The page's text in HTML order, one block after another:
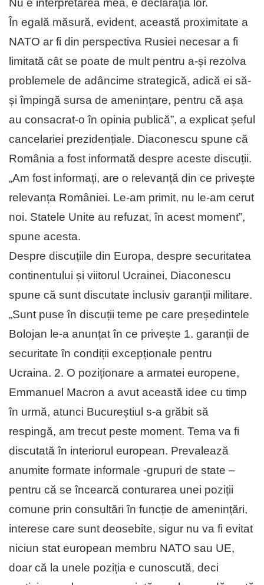
În egală măsură, evident, această proximitate a
NATO ar fi din perspectiva Rusiei necesar a fi
limitată cât se poate de mult pentru a-și rezolva
problemele de adâncime strategică, adică ei să-
și împingă sursa de amenințare, pentru că așa
au consacrat-o în opinia publică”, a explicat șeful
cancelariei prezidențiale. Diaconescu spune că
România a fost informată despre aceste discuții.
„Am fost informați, are o relevanță din ce privește
relevanța României. Le-am primit, nu le-am cerut
noi. Statele Unite au refuzat, în acest moment”,
spune acesta.
Despre discuțiile din Europa, despre securitatea
continentului și viitorul Ucrainei, Diaconescu
spune că sunt discutate inclusiv garanții militare.
„Sunt puse în discuții teme pe care președintele
Bolojan le-a anunțat în ce privește 1. garanții de
securitate în condiții excepționale pentru
Ucraina. 2. O poziționare a armatei europene,
Emmanuel Macron a avut această idee cu timp
în urmă, atunci Bucureștiul s-a grăbit să
respingă, am trecut peste moment. Tema va fi
discutată în interiorul european. Prevalează
anumite formate informale -grupuri de state –
pentru că se încearcă conturarea unei poziții
comune prin consultări în funcție de amenințări,
interese care sunt deosebite, sigur nu va fi evitat
niciun stat european membru NATO sau UE,
doar că la unele poziția e cunoscută, deci